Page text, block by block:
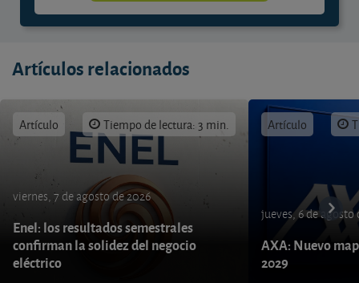
Artículos relacionados
Artículo Tiempo de lectura: 3 min.
viernes, 7 de agosto de 2026
Enel: los resultados semestrales
confirman la solidez del negocio
eléctrico
Artículo
jueves, 6 de agosto
AXA: Nuevo
2029